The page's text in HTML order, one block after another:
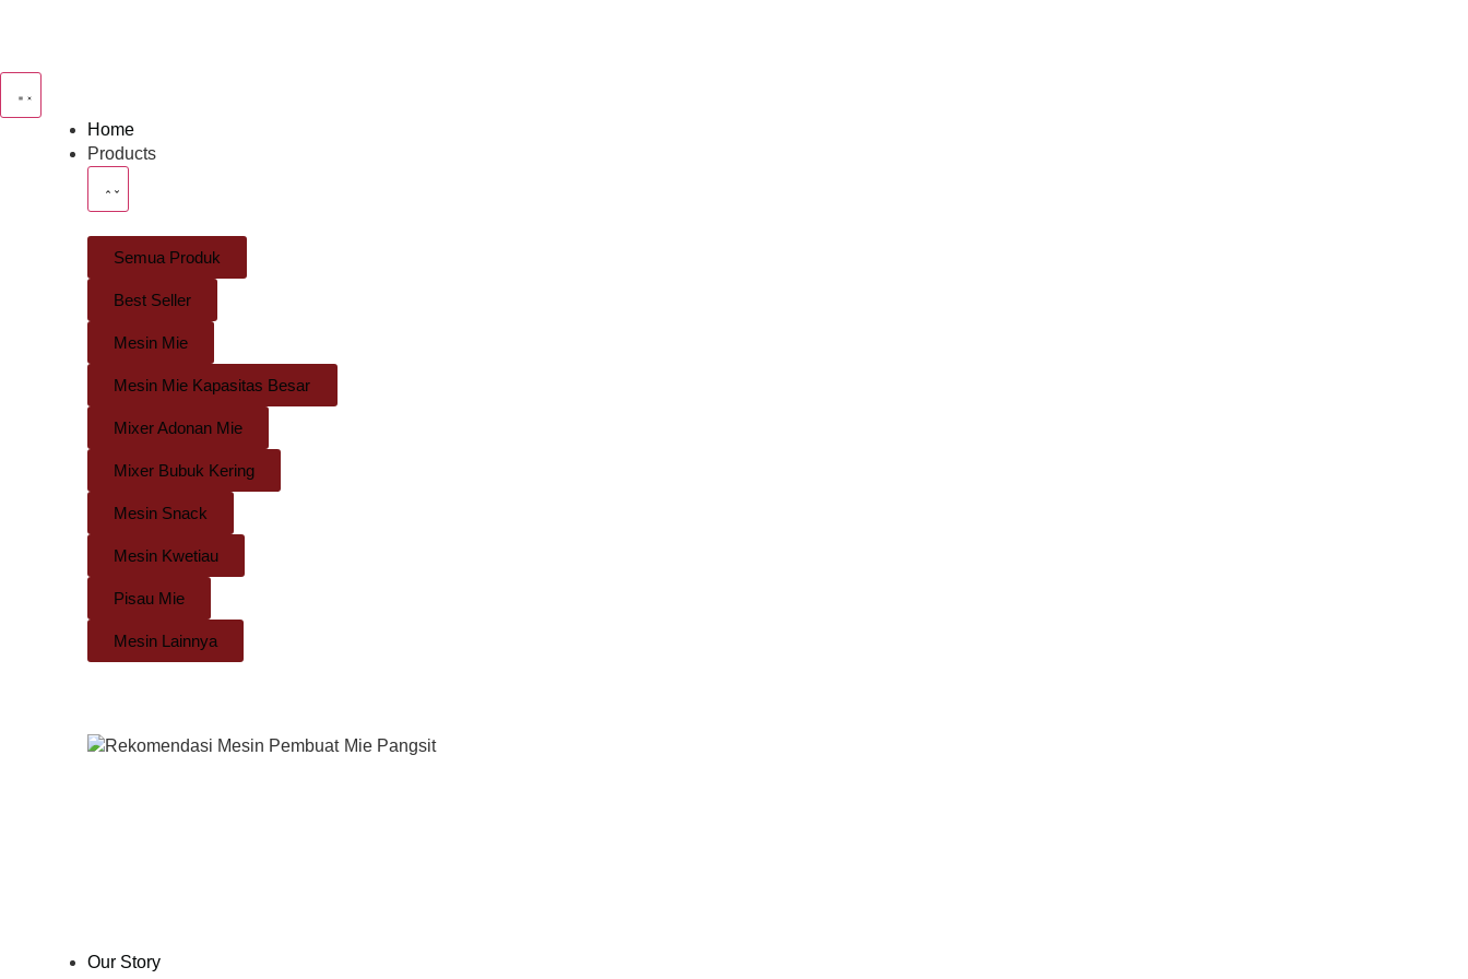
Home
Products
Semua Produk
Best Seller
Mesin Mie
Mesin Mie Kapasitas Besar
Mixer Adonan Mie
Mixer Bubuk Kering
Mesin Snack
Mesin Kwetiau
Pisau Mie
Mesin Lainnya
Our Story